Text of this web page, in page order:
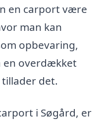
en carport være
man kan
opbevaring,
en overdækket
det.
i Søgård, er